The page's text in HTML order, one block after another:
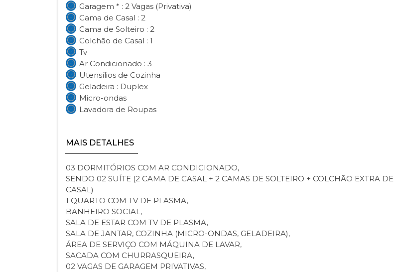
Garagem * : 2 Vagas (Privativa)
Cama de Casal : 2
Cama de Solteiro : 2
Colchão de Casal : 1
Tv
Ar Condicionado : 3
Utensílios de Cozinha
Geladeira : Duplex
Micro-ondas
Lavadora de Roupas
MAIS DETALHES
03 DORMITÓRIOS COM AR CONDICIONADO,
SENDO 02 SUÍTE (2 CAMA DE CASAL + 2 CAMAS DE SOLTEIRO + COLCHÃO EXTRA DE
CASAL)
1 QUARTO COM TV DE PLASMA,
BANHEIRO SOCIAL,
SALA DE ESTAR COM TV DE PLASMA,
SALA DE JANTAR, COZINHA (MICRO-ONDAS, GELADEIRA),
ÁREA DE SERVIÇO COM MÁQUINA DE LAVAR,
SACADA COM CHURRASQUEIRA,
02 VAGAS DE GARAGEM PRIVATIVAS,